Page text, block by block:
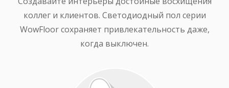
коллег и клиентов. Светодиодный пол серии
WowFloor сохраняет привлекательность даже,
когда выключен.